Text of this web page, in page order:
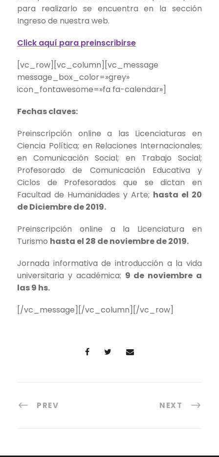
para realizarlo se encuentra en la sección
Ingreso de nuestra web.
Click aquí para preinscribirse
[vc_row][vc_column][vc_message
message_box_color=»grey»
icon_fontawesome=»fa fa-calendar»]
Fechas claves:
Preinscripción online a las Licenciaturas en
Ciencia Política; en Relaciones Internacionales;
en Comunicación Social; en Trabajo Social;
Profesorado de Comunicación Educativa y
Ciclos de Profesorados que se dictan en
Facultad de Humanidades y Arte; hasta el 20
de Diciembre de 2019.
Preinscripción online a la Licenciatura en
Turismo hasta el 28 de noviembre de 2019.
Jornada informativa de introducción a la vida
universitaria y académica: 9 de noviembre a
las 9 hs.
[/vc_message][/vc_column][/vc_row]
PREV NEXT